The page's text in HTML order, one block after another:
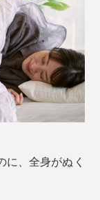
に、全身がぬく